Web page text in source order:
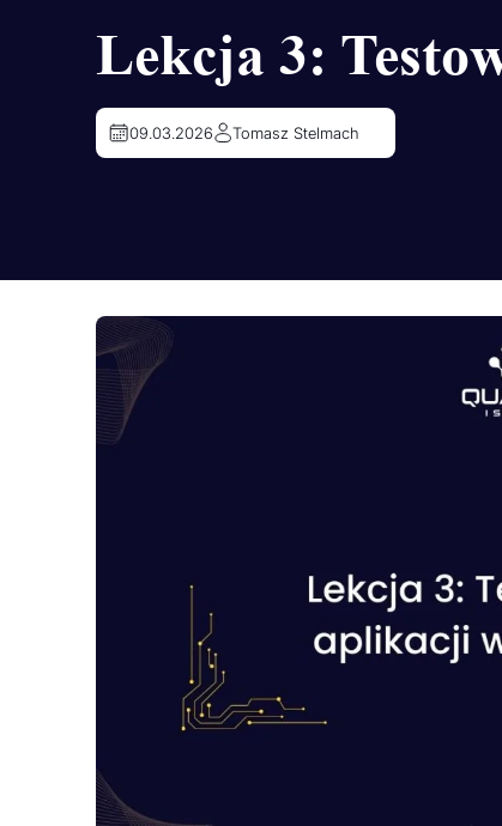
Lekcja 3:
09.03.2026 Tomasz Stelmach